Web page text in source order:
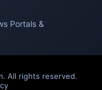
Portals &
All rights reserved.